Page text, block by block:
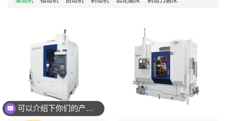
可以介绍下你们的产品么？